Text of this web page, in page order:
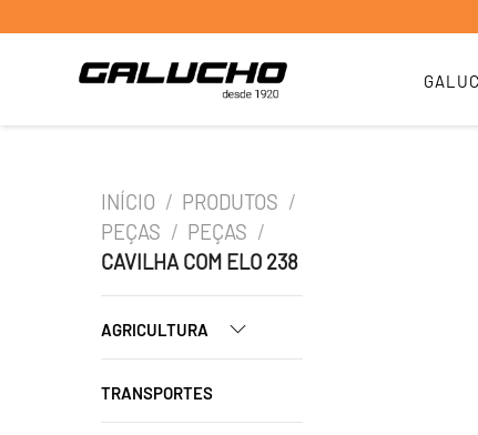
INÍCIO / PRODUTOS /
PEÇAS / PEÇAS /
CAVILHA COM ELO 238
AGRICULTURA
TRANSPORTES